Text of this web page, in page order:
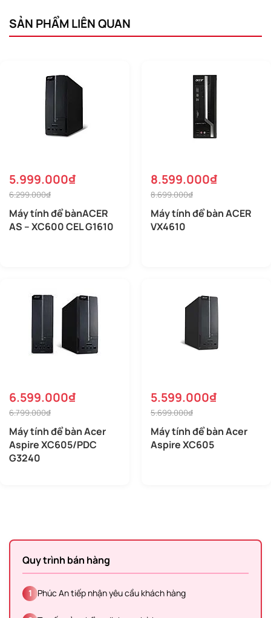
SẢN PHẨM LIÊN QUAN
5.999.000₫
6.299.000₫
Máy tính để bànACER
AS – XC600 CEL G1610
8.599.000₫
8.699.000₫
Máy tính để bàn ACER
VX4610
6.599.000₫
6.799.000₫
Máy tính để bàn Acer
Aspire XC605/PDC
G3240
5.599.000₫
5.699.000₫
Máy tính để bàn Acer
Aspire XC605
Quy trình bán hàng
1 Phúc An tiếp nhận yêu cầu khách hàng